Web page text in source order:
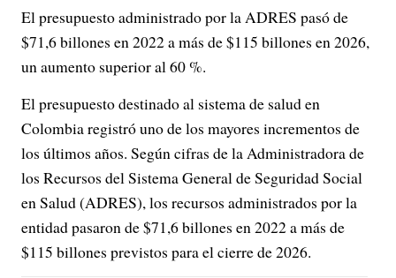
El presupuesto administrado por la ADRES pasó de
$71,6 billones en 2022 a más de $115 billones en 2026,
un aumento superior al 60 %.
El presupuesto destinado al sistema de salud en
Colombia registró uno de los mayores incrementos de
los últimos años. Según cifras de la Administradora de
los Recursos del Sistema General de Seguridad Social
en Salud (ADRES), los recursos administrados por la
entidad pasaron de $71,6 billones en 2022 a más de
$115 billones previstos para el cierre de 2026.